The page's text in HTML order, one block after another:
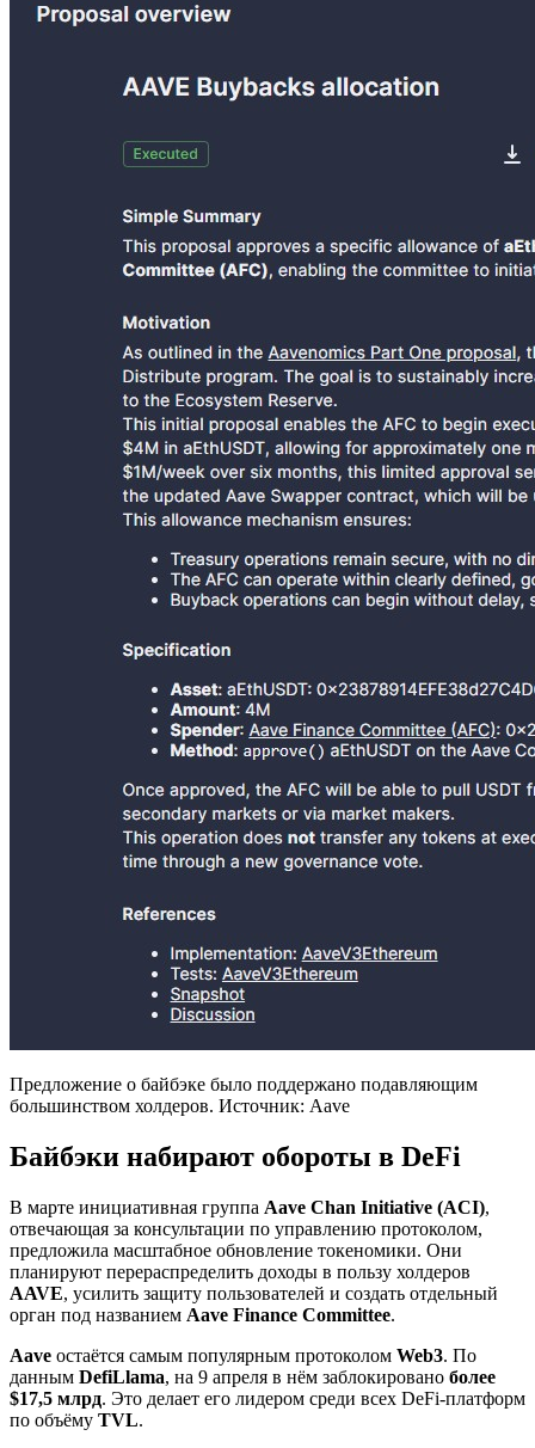
Предложение о байбэке было поддержано подавляющим
большинством холдеров. Источник: Aave
Байбэки набирают обороты в DeFi
В марте инициативная группа Aave Chan Initiative (ACI),
отвечающая за консультации по управлению протоколом,
предложила масштабное обновление токеномики. Они
планируют перераспределить доходы в пользу холдеров
AAVE, усилить защиту пользователей и создать отдельный
орган под названием Aave Finance Committee.
Aave остаётся самым популярным протоколом Web3. По
данным DefiLlama, на 9 апреля в нём заблокировано более
$17,5 млрд. Это делает его лидером среди всех DeFi-платформ
по объёму TVL.